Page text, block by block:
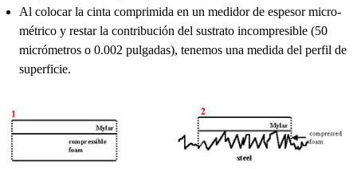
Al colocar la cinta comprimida en un medidor de espesor micro-
métrico y restar la contribución del sustrato incompresible (50
micrómetros o 0.002 pulgadas), tenemos una medida del perfil de
superficie.